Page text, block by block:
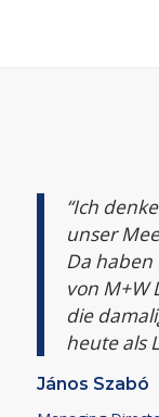
“Ich
unser
Da
von M+W
die
heute als
János Szabó